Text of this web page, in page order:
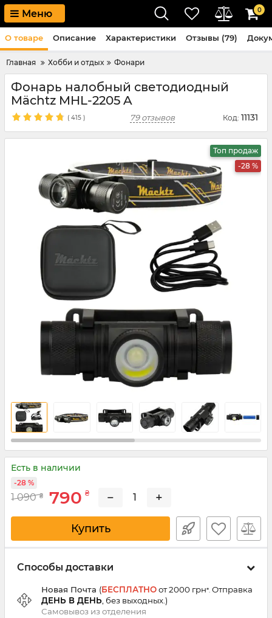
Меню 0
Главная Хобби и отдых Фонари
Фонарь налобный светодиодный
Mächtz MHL-2205 A
( 415 ) 79 отзывов Код: 11131
Топ продаж
-28 %
Есть в наличии
1 090 ₴ 790 ₴
-28 %
− +
Купить
Способы доставки
Новая Почта (БЕСПЛАТНОот 2000 грн*. Отправка
ДЕНЬ В ДЕНЬ , без выходных.)
Самовывоз изотделения
О товаре Описание Характеристики Отзывы (79)